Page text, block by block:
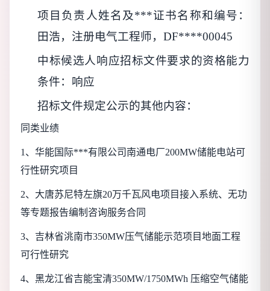
项目负责人姓名及***证书名称和编号 ：
田浩，注册电气工程师，DF****00045
中标候选人响应招标文件要求的资格能力
条件：响应
招标文件规定公示的其他内容：
同类业绩
1、华能国际***有限公司南通电厂200MW储能电站可
行性研究项目
2、大唐苏尼特左旗20万千瓦风电项目接入系统、无功
等专题报告编制咨询服务合同
3、吉林省洮南市350MW压气储能示范项目地面工程
可行性研究
4、黑龙江省吉能宝清350MW/1750MWh 压缩空气储能